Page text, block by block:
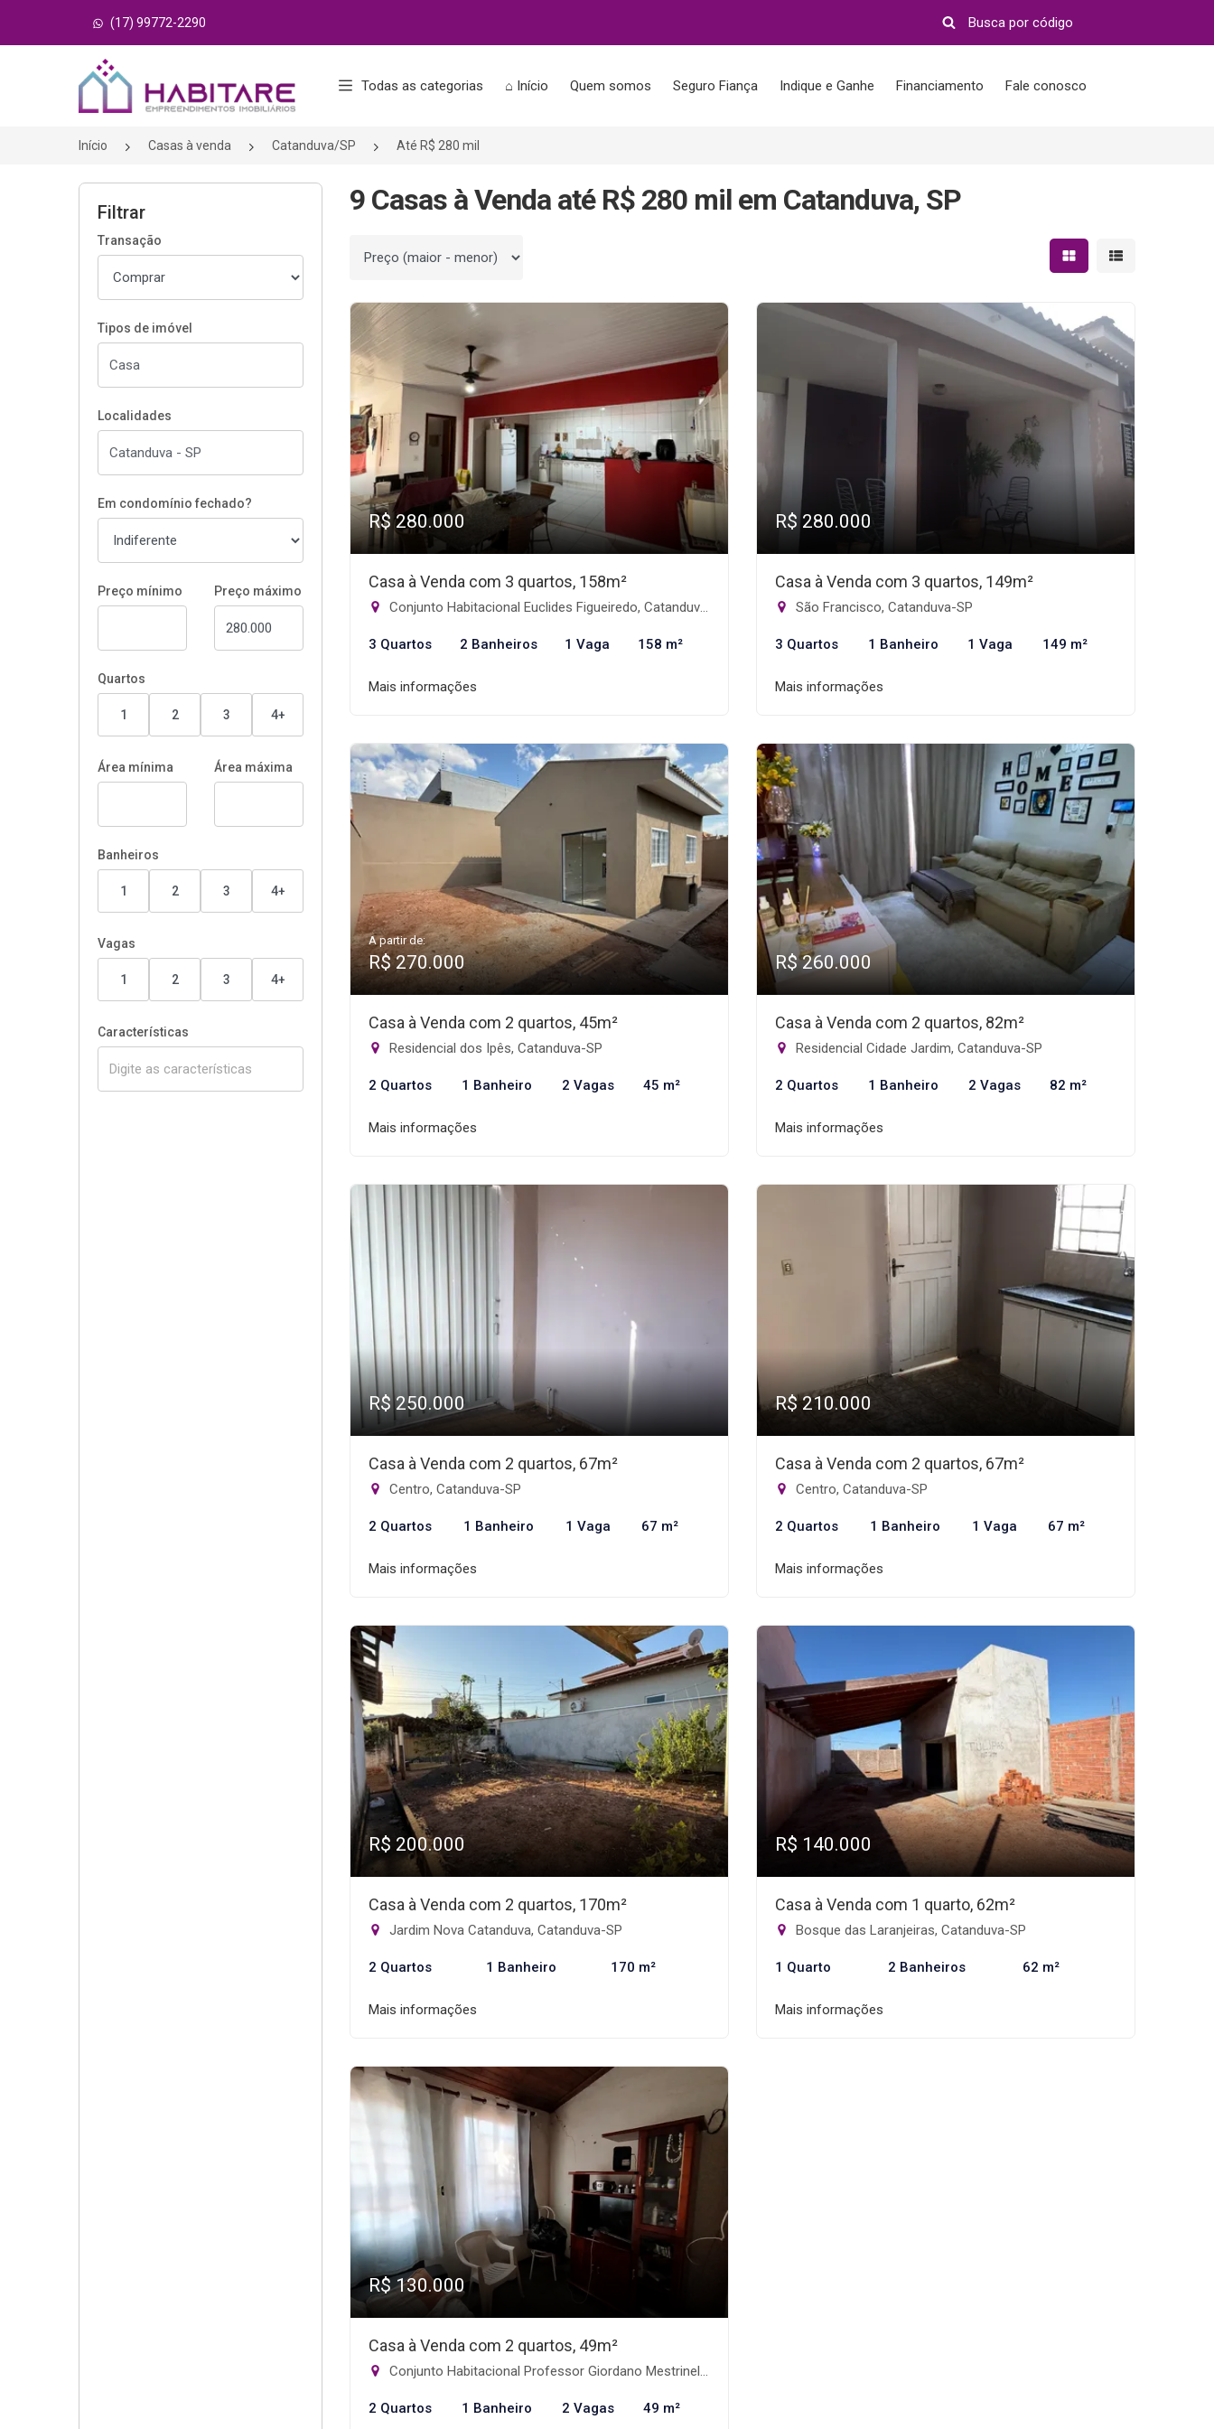
(17) 99772-2290
Página inicial
Todas as categorias ⌂ Início Quem somos Seguro Fiança Indique e Ganhe Financiamento Fale conosco
Início Casas à venda Catanduva/SP Até R$ 280 mil
Filtrar
Transação
Tipos de imóvel
Localidades
Em condomínio fechado?
Preço mínimo Preço máximo
Quartos
1 2 3 4+
Área mínima Área máxima
Banheiros
1 2 3 4+
Vagas
1 2 3 4+
Características
9 Casas à Venda até R$ 280 mil em Catanduva, SP
Ordenar por Mostrar resultados em
Mostrar
R$ 280.000
Casa à Venda com 3 quartos, 158m²
Conjunto Habitacional Euclides Figueiredo, Catanduva-SP
3 Quartos 2 Banheiros 1 Vaga 158 m²
Mais informações
R$ 280.000
Casa à Venda com 3 quartos, 149m²
São Francisco, Catanduva-SP
3 Quartos 1 Banheiro 1 Vaga 149 m²
Mais informações
A partir de:
R$ 270.000
Casa à Venda com 2 quartos, 45m²
Residencial dos Ipês, Catanduva-SP
2 Quartos 1 Banheiro 2 Vagas 45 m²
Mais informações
R$ 260.000
Casa à Venda com 2 quartos, 82m²
Residencial Cidade Jardim, Catanduva-SP
2 Quartos 1 Banheiro 2 Vagas 82 m²
Mais informações
R$ 250.000
Casa à Venda com 2 quartos, 67m²
Centro, Catanduva-SP
2 Quartos 1 Banheiro 1 Vaga 67 m²
Mais informações
R$ 210.000
Casa à Venda com 2 quartos, 67m²
Centro, Catanduva-SP
2 Quartos 1 Banheiro 1 Vaga 67 m²
Mais informações
R$ 200.000
Casa à Venda com 2 quartos, 170m²
Jardim Nova Catanduva, Catanduva-SP
2 Quartos 1 Banheiro 170 m²
Mais informações
R$ 140.000
Casa à Venda com 1 quarto, 62m²
Bosque das Laranjeiras, Catanduva-SP
1 Quarto 2 Banheiros 62 m²
Mais informações
R$ 130.000
Casa à Venda com 2 quartos, 49m²
Conjunto Habitacional Professor Giordano Mestrinelli, Catanduva-SP
2 Quartos 1 Banheiro 2 Vagas 49 m²